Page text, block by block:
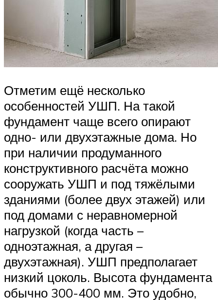
Отметим ещё несколько
особенностей УШП. На такой
фундамент чаще всего опирают
одно- или двухэтажные дома. Но
при наличии продуманного
конструктивного расчёта можно
сооружать УШП и под тяжёлыми
зданиями (более двух этажей) или
под домами с неравномерной
нагрузкой (когда часть –
одноэтажная, а другая –
двухэтажная). УШП предполагает
низкий цоколь. Высота фундамента
обычно 300-400 мм. Это удобно,